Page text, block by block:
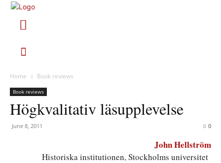
Home Book reviews
Book reviews
Högkvalitativ läsupplevelse
June 8, 2011 0
John Hellström
Historiska institutionen, Stockholms universitet